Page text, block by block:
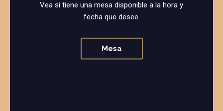
Vea si tiene una mesa disponible a la hora y
fecha que desee.
Mesa